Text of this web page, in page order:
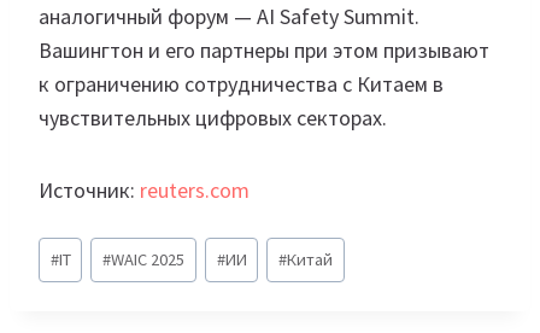
аналогичный форум — AI Safety Summit.
Вашингтон и его партнеры при этом призывают
к ограничению сотрудничества с Китаем в
чувствительных цифровых секторах.
Источник: reuters.com
Метки
записи:
#IT #WAIC 2025 #ИИ #Китай